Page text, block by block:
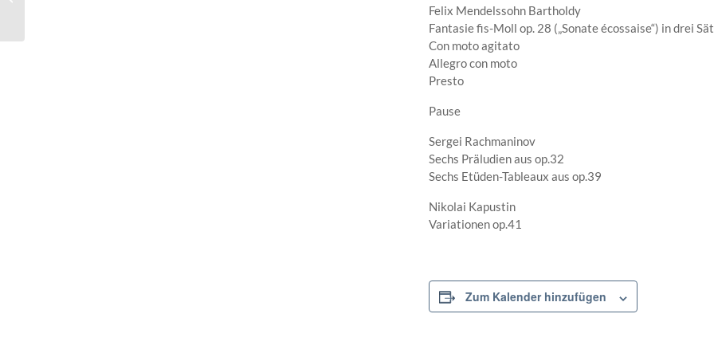
Felix Mendelssohn Bartholdy
Fantasie fis-Moll op. 28 („Sonate écossaise“) in drei
Con moto agitato
Allegro con moto
Presto
Pause
Sergei Rachmaninov
Sechs Präludien aus op.32
Sechs Etüden-Tableaux aus op.39
Nikolai Kapustin
Variationen op.41
Zum Kalender hinzufügen